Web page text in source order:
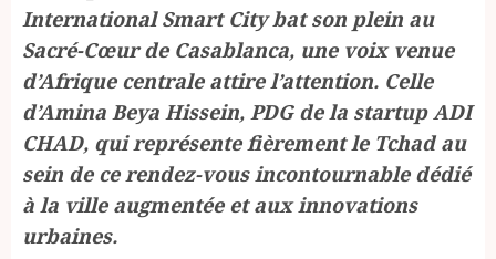
International Smart City bat son plein au
Sacré-Cœur de Casablanca, une voix venue
d’Afrique centrale attire l’attention. Celle
d’Amina Beya Hissein, PDG de la startup ADI
CHAD, qui représente fièrement le Tchad au
sein de ce rendez-vous incontournable dédié
à la ville augmentée et aux innovations
urbaines.